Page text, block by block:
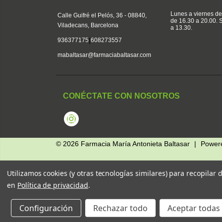
Calle Guifré el Pelós, 36 - 08840,
Viladecans, Barcelona
936377175|608273557
mabaltasar@farmaciabaltasar.com
Lunes a viernes
de 16.30 a 20.00.
a 13.30.
CONÉCTATE CON NOSOTROS
Instagram
© 2026 Farmacia María Antonieta Baltasar |
Utilizamos cookies (y otras tecnologías similares) para
en Política de privacidad.
Configuración Rechazar todo Aceptar todas